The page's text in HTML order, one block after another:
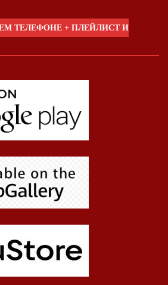
ТЕЛЕФОНЕ + ПЛЕЙЛИСТ И